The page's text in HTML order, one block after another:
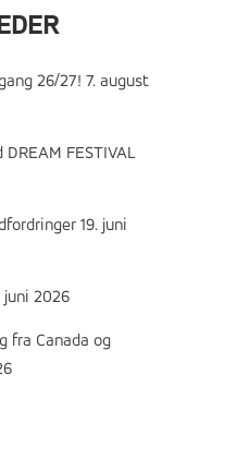
26/27! 7. august
FESTIVAL
19. juni
juni 2026
fra Canada og